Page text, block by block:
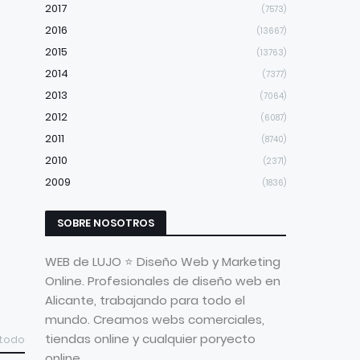
2017 (7573)
2016 (13667)
2015 (13763)
2014 (7377)
2013 (7064)
2012 (6087)
2011 (8740)
2010 (2371)
2009 (1836)
SOBRE NOSOTROS
WEB de LUJO ⭐ Diseño Web y Marketing
Online. Profesionales de diseño web en
Alicante, trabajando para todo el
mundo. Creamos webs comerciales,
tiendas online y cualquier poryecto